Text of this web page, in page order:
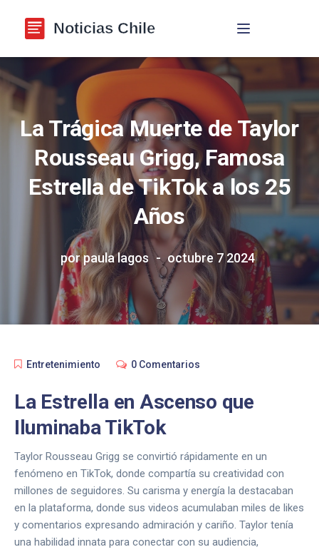
Navegación de
La Trágica Muerte de Taylor
Rousseau Grigg, Famosa
Estrella de TikTok a los 25
Años
por paula lagos octubre 7 2024
Entretenimiento 0 Comentarios
La Estrella en Ascenso que
Iluminaba TikTok
Taylor Rousseau Grigg se convirtió rápidamente en un
fenómeno en TikTok, donde compartía su creatividad con
millones de seguidores. Su carisma y energía la destacaban
en la plataforma, donde sus videos acumulaban miles de likes
y comentarios expresando admiración y cariño. Taylor tenía
una habilidad innata para conectar con su audiencia,